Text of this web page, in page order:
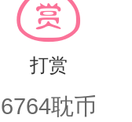
一顿。“让你
老…老公。”
打赏
6764耽币